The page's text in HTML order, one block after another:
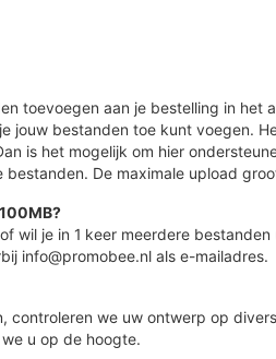
toevoegen aan je bestelling in het
jouw bestanden toe kunt voegen.
is het mogelijk om hier
bestanden. De maximale upload
wil je in 1 keer meerdere
info@promobee.nl als e-mailadres.
controleren we uw ontwerp op
u op de hoogte.